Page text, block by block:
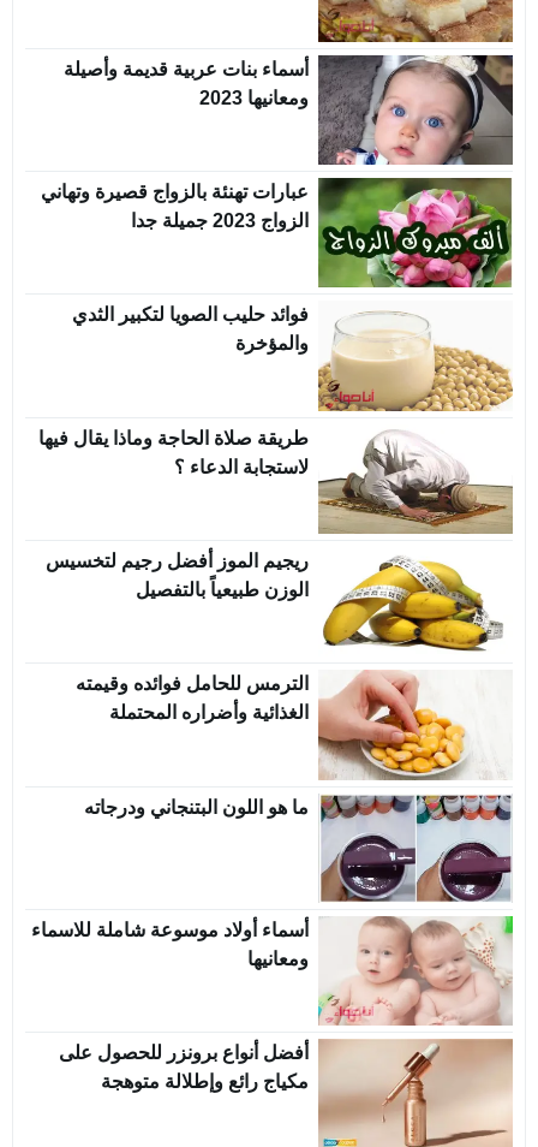
أسماء بنات عربية قديمة وأصيلة
ومعانيها 2023
عبارات تهنئة بالزواج قصيرة وتهاني
الزواج 2023 جميلة جدا
فوائد حليب الصويا لتكبير الثدي
والمؤخرة
طريقة صلاة الحاجة وماذا يقال فيها
لاستجابة الدعاء ؟
ريجيم الموز أفضل رجيم لتخسيس
الوزن طبيعياً بالتفصيل
الترمس للحامل فوائده وقيمته
الغذائية وأضراره المحتملة
ما هو اللون البتنجاني ودرجاته
أسماء أولاد موسوعة شاملة للاسماء
ومعانيها
أفضل أنواع برونزر للحصول على
مكياج رائع وإطلالة متوهجة